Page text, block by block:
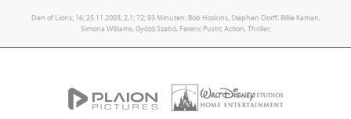
Den of Lions; 16; 25.11.2003; 2,1; 72; 93 Minuten; Bob Hoskins, Stephen Dorff, Billie Kaman,
Simona Williams, Gyözö Szabó, Ferenc Pustri; Action, Thriller;